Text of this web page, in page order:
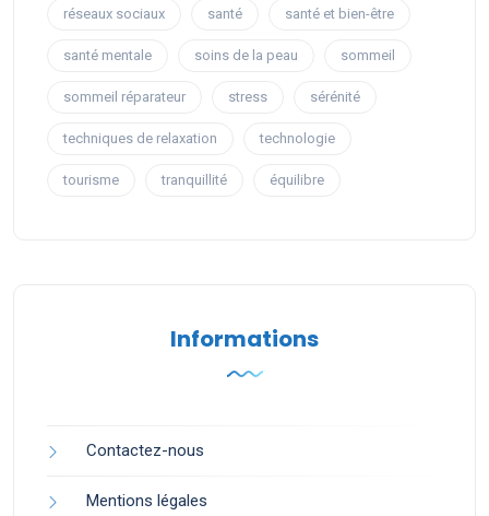
réseaux sociaux santé santé et bien-être
santé mentale soins de la peau sommeil
sommeil réparateur stress sérénité
techniques de relaxation technologie
tourisme tranquillité équilibre
Informations
Contactez-nous
Mentions légales